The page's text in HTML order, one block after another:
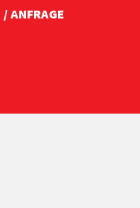
ANFRAGE